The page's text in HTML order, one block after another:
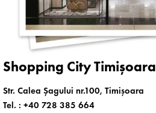
Shopping City Timișoara
Str. Calea Șagului nr.100, Timișoara
Tel. : +40 728 385 664